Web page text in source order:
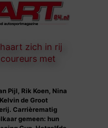
zich in rij
met
Pijl, Rik Koen, Nina
de Groot
Carrièrematig
gemeen: hun